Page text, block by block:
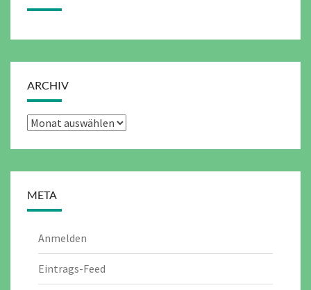
ARCHIV
Archiv
META
Anmelden
Eintrags-Feed